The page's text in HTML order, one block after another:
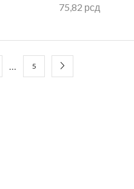
75,82 рсд
… 5